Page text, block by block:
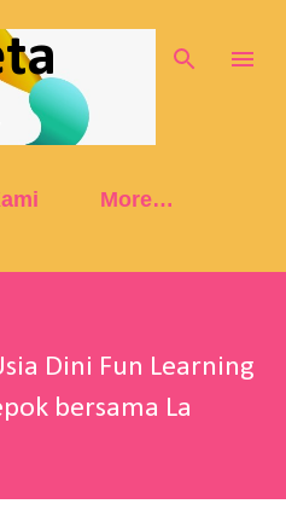
content
More…
Dini Fun Learning
bersama La